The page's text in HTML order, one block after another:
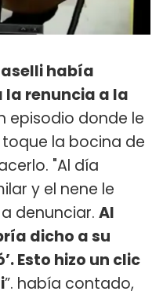
había
renuncia a la
episodio donde le
la bocina de
"Al día
y el nene le
denunciar. Al
dicho a su
Esto hizo un clic
”. había contado,